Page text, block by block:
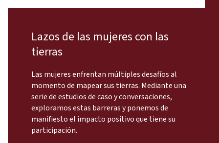
Lazos de las mujeres con las
tierras
Las mujeres enfrentan múltiples desafíos al
momento de mapear sus tierras. Mediante una
serie de estudios de caso y conversaciones,
exploramos estas barreras y ponemos de
manifiesto el impacto positivo que tiene su
participación.